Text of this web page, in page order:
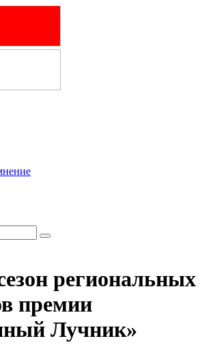
региональных
премии
Лучник»